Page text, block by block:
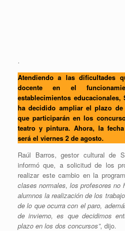
.
Atendiendo a las dificultades
docente en el
establecimientos
ha decidido ampliar el plazo
que participarán en los
teatro y pintura. Ahora, la
será el viernes 2 de agosto.
Raúl Barros, gestor cultural de
informó que, a solicitud de los
realizar este cambio en la
clases normales, los profesores no
alumnos la realización de los
de lo que ocurra con el paro,
de invierno, es que decidimos
plazo en los dos concursos”, dijo.